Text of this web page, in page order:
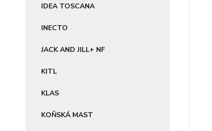
IDEA TOSCANA
INECTO
JACK AND JILL+ NF
KITL
KLAS
KOŇSKÁ MAST